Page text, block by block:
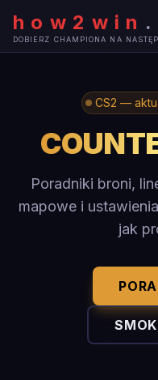
how2win .
DOBIERZ CHAMPIONA NA
CS2 —
Poradniki broni,
mapowe i
jak